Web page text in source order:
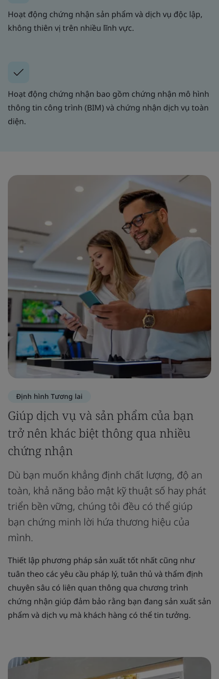
Hoạt động chứng nhận sản phẩm và dịch vụ độc lập,
không thiên vị trên nhiều lĩnh vực.
Hoạt động chứng nhận bao gồm chứng nhận mô hình
thông tin công trình (BIM) và chứng nhận dịch vụ toàn
diện.
Định hình Tương lai
Giúp dịch vụ và sản phẩm của bạn
trở nên khác biệt thông qua nhiều
chứng nhận
Dù bạn muốn khẳng định chất lượng, độ an
toàn, khả năng bảo mật kỹ thuật số hay phát
triển bền vững, chúng tôi đều có thể giúp
bạn chứng minh lời hứa thương hiệu của
mình.
Thiết lập phương pháp sản xuất tốt nhất cũng như
tuân theo các yêu cầu pháp lý, tuân thủ và thẩm định
chuyên sâu có liên quan thông qua chương trình
chứng nhận giúp đảm bảo rằng bạn đang sản xuất sản
phẩm và dịch vụ mà khách hàng có thể tin tưởng.